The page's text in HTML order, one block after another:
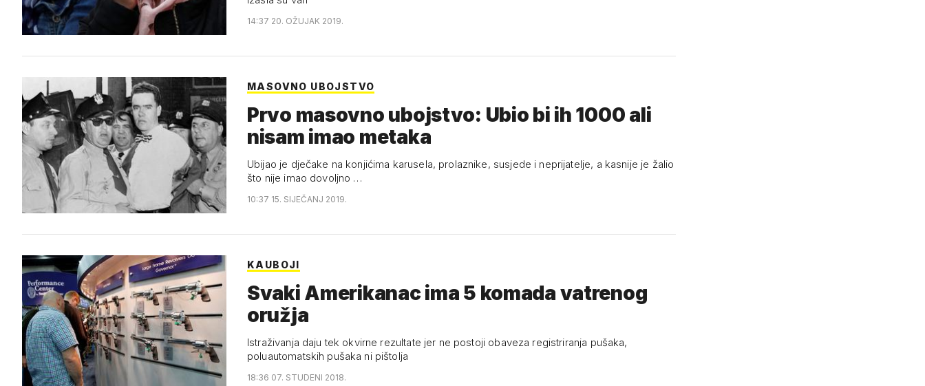
14:37 20. OŽUJAK 2019.
MASOVNO UBOJSTVO
Prvo masovno ubojstvo: Ubio bi ih 1000 ali
nisam imao metaka
Ubijao je dječake na konjićima karusela, prolaznike, susjede i neprijatelje, a kasnije je žalio
što nije imao dovoljno …
10:37 15. SIJEČANJ 2019.
KAUBOJI
Svaki Amerikanac ima 5 komada vatrenog
oružja
Istraživanja daju tek okvirne rezultate jer ne postoji obaveza registriranja pušaka,
poluautomatskih pušaka ni pištolja
18:36 07. STUDENI 2018.